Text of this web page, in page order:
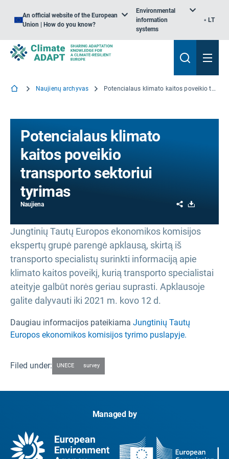
An official website of the European
Union | How do you know?
Environmental
information
systems
LT
Naujienų archyvas Potencialaus klimato kaitos poveikio transporto sektoriui tyrimas
Potencialaus klimato
kaitos poveikio
transporto sektoriui
tyrimas
Naujiena Share
Jungtinių Tautų Europos ekonomikos komisijos
ekspertų grupė parengė apklausą, skirtą iš
transporto specialistų surinkti informaciją apie
klimato kaitos poveikį, kurią transporto specialistai
ateityje galbūt norės geriau suprasti. Apklausoje
galite dalyvauti iki 2021 m. kovo 12 d.
Daugiau informacijos pateikiama Jungtinių Tautų
Europos ekonomikos komisijos tyrimo puslapyje.
Filed under: UNECE survey
Managed by